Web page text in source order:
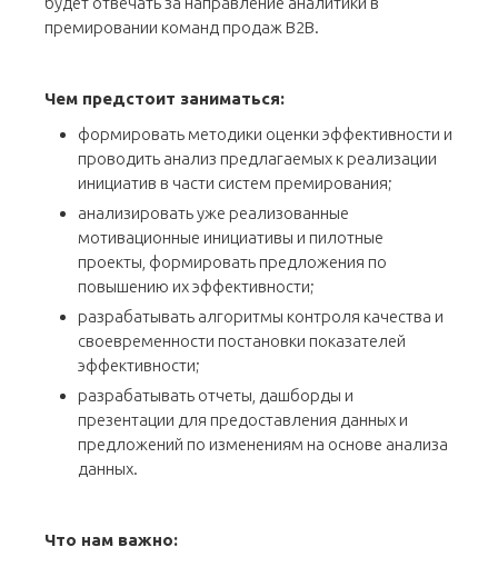
премировании команд продаж В2В.
Чем предстоит заниматься:
формировать методики оценки эффективности и
проводить анализ предлагаемых к реализации
инициатив в части систем премирования;
анализировать уже реализованные
мотивационные инициативы и пилотные
проекты, формировать предложения по
повышению их эффективности;
разрабатывать алгоритмы контроля качества и
своевременности постановки показателей
эффективности;
разрабатывать отчеты, дашборды и
презентации для предоставления данных и
предложений по изменениям на основе анализа
данных.
Что нам важно: